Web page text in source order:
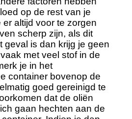
op de rest van je
altijd voor te zorgen
scherp zijn, als dit
geval is dan krijg je geen
met veel stof in de
je in het
container bovenop de
goed gereinigd te
dat de oliën
gaan hechten aan de